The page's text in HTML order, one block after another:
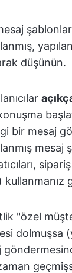
düşünün.
bir mesaj
mesaj
"özel
dolmuşsa